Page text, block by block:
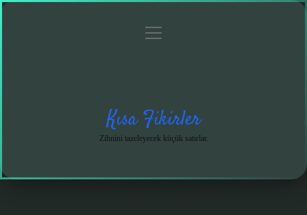
menüyü
Kısa Fikirler
Zihnini tazeleyecek küçük satırlar.